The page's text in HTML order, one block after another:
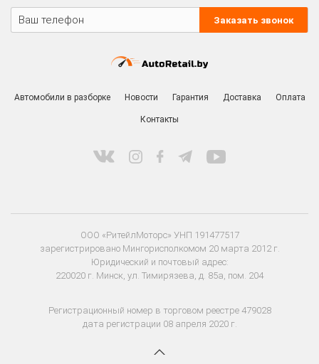
Заказать звонок
Автомобили в разборке Новости Гарантия Доставка Оплата
Контакты
ООО «РитейлМоторс» УНП 191477517
зарегистрировано Мингорисполкомом 20 марта 2012 г.
Юридический и почтовый адрес:
220020 г. Минск, ул. Тимирязева, д. 85а, пом. 204
Регистрационный номер в торговом реестре 479028
дата регистрации 08 апреля 2020 г.